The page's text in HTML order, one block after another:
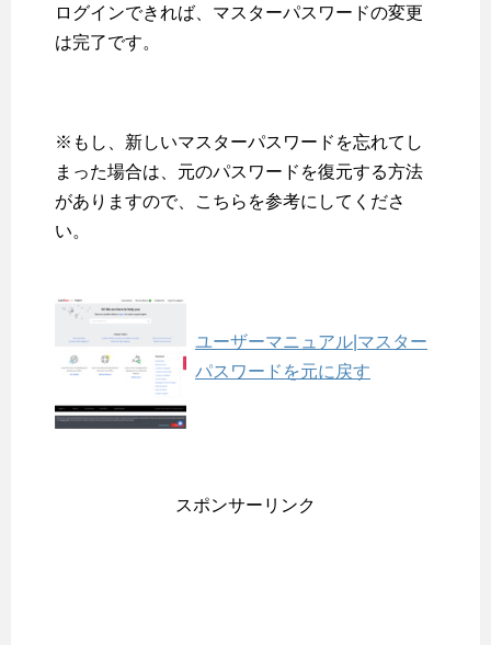
ログインできれば、マスターパスワードの変更
は完了です。
※もし、新しいマスターパスワードを忘れてし
まった場合は、元のパスワードを復元する方法
がありますので、こちらを参考にしてくださ
い。
ユーザーマニュアル|マスター
パスワードを元に戻す
スポンサーリンク